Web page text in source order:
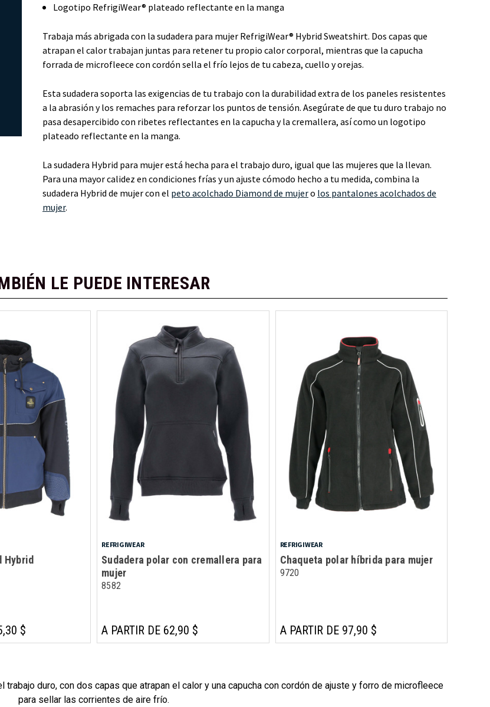
Logotipo RefrigiWear® plateado reflectante en la manga
Trabaja más abrigada con la sudadera para mujer RefrigiWear® Hybrid Sweatshirt. Dos capas que
atrapan el calor trabajan juntas para retener tu propio calor corporal, mientras que la capucha
forrada de microfleece con cordón sella el frío lejos de tu cabeza, cuello y orejas.
Esta sudadera soporta las exigencias de tu trabajo con la durabilidad extra de los paneles resistentes
a la abrasión y los remaches para reforzar los puntos de tensión. Asegúrate de que tu duro trabajo no
pasa desapercibido con ribetes reflectantes en la capucha y la cremallera, así como un logotipo
plateado reflectante en la manga.
La sudadera Hybrid para mujer está hecha para el trabajo duro, igual que las mujeres que la llevan.
Para una mayor calidez en condiciones frías y un ajuste cómodo hecho a tu medida, combina la
sudadera Hybrid de mujer con el peto acolchado Diamond de mujero los pantalones acolchados de
mujer.
LE PUEDE INTERESAR
Hybrid
$
REFRIGIWEAR
Sudadera polar con cremallera para
mujer
8582
A PARTIR DE 62,90 $
REFRIGIWEAR
Chaqueta polar híbrida para mujer
9720
A PARTIR DE 97,90 $
duro, con dos capas que atrapan el calor y una capucha con cordón de ajuste y forro de microfleece
para sellar las corrientes de aire frío.